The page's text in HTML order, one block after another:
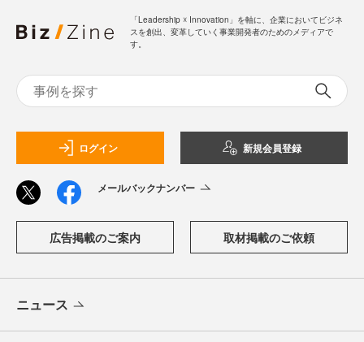
「Leadership ☓ Innovation」を軸に、企業においてビジネ
スを創出、変革していく事業開発者のためのメディアで
す。
ログイン 新規会員登録
メールバックナンバー
広告掲載のご案内 取材掲載のご依頼
ニュース